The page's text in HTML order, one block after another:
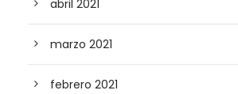
abril 2021
marzo 2021
febrero 2021